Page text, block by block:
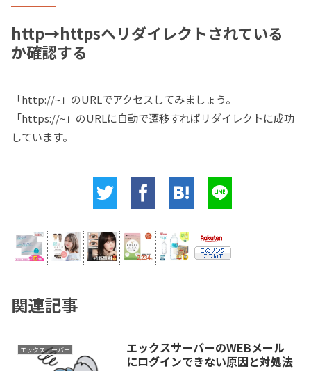
http→httpsへリダイレクトされている
か確認する
「http://~」のURLでアクセスしてみましょう。
「https://~」のURLに自動で遷移すればリダイレクトに成功
しています。
関連記事
エックスサーバー
エックスサーバーのWEBメール
にログインできない原因と対処法